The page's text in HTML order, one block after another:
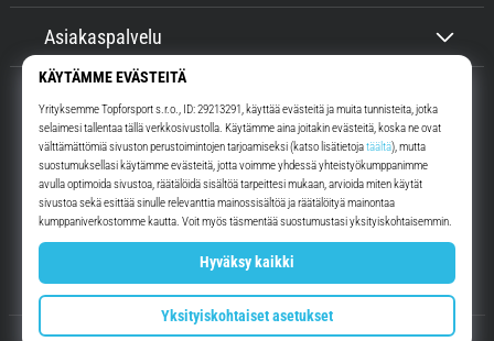
Top4Running.fi
Yli 16 vuoden ajan motivoimme sinua lähtemään ulos juoksemaan.
Nopeammin. Kanssamme. Joka päivä.
InstagramYouTube
Asiakaspalvelu